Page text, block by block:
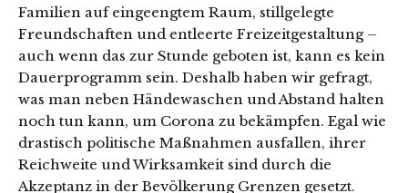
Familien auf eingeengtem Raum, stillgelegte
Freundschaften und entleerte Freizeitgestaltung –
auch wenn das zur Stunde geboten ist, kann es kein
Dauerprogramm sein. Deshalb haben wir gefragt,
was man neben Händewaschen und Abstand halten
noch tun kann, um Corona zu bekämpfen. Egal wie
drastisch politische Maßnahmen ausfallen, ihrer
Reichweite und Wirksamkeit sind durch die
Akzeptanz in der Bevölkerung Grenzen gesetzt.